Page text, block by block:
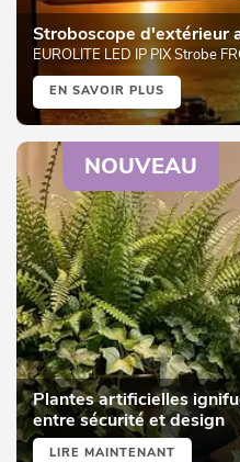
Stroboscope d'extérieur
EUROLITE LED IP PIX Strobe
EN SAVOIR PLUS
NOUVEAU
Plantes artificielles
entre sécurité et design
LIRE MAINTENANT